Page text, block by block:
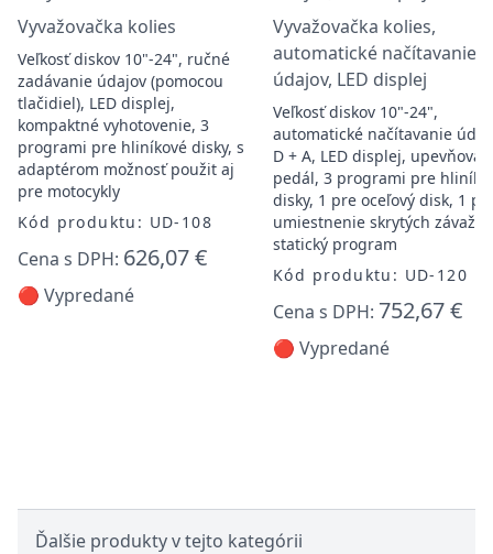
Vyvažovačka kolies
Veľkosť diskov 10"-24", ručné
zadávanie údajov (pomocou
tlačidiel), LED displej,
kompaktné vyhotovenie, 3
programi pre hliníkové disky, s
adaptérom možnosť použit aj
pre motocykly
Kód produktu: UD-108
Cena s DPH: 626,07 €
🔴 Vypredané
Vyvažovačka kolies,
automatické načítavanie
údajov, LED displej
Veľkosť diskov 10"-24",
automatické načítavanie
D + A, LED displej, upevňovací
pedál, 3 programi pre
disky, 1 pre oceľový disk, 1
umiestnenie skrytých závaží,
statický program
Kód produktu: UD-120
Cena s DPH: 752,67 €
🔴 Vypredané
Ďalšie produkty v tejto kategórii